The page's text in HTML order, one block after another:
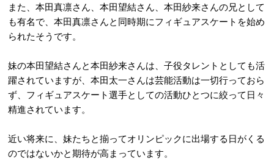
また、本田真凛さん、本田望結さん、本田紗来さんの兄として
も有名で、本田真凛さんと同時期にフィギュアスケートを始め
られたそうです。
妹の本田望結さんと本田紗来さんは、子役タレントとしても活
躍されていますが、本田太一さんは芸能活動は一切行っておら
ず、フィギュアスケート選手としての活動ひとつに絞って日々
精進されています。
近い将来に、妹たちと揃ってオリンピックに出場する日がくる
のではないかと期待が高まっています。